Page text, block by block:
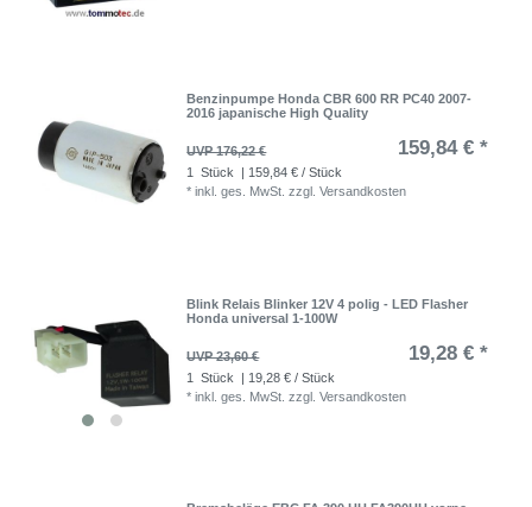
Benzinpumpe Honda CBR 600 RR PC40 2007-
2016 japanische High Quality
UVP 176,22 € 159,84 € *
1 Stück
| 159,84 € / Stück
*inkl. ges. MwSt. zzgl.Versandkosten
Blink Relais Blinker 12V 4 polig - LED Flasher
Honda universal 1-100W
UVP 23,60 € 19,28 € *
1 Stück
| 19,28 € / Stück
*inkl. ges. MwSt. zzgl.Versandkosten